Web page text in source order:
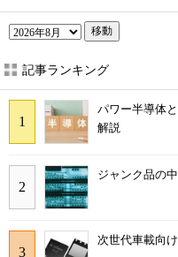
移動
記事ランキング
パワー半導体
解説
ジャンク品の
次世代車載向